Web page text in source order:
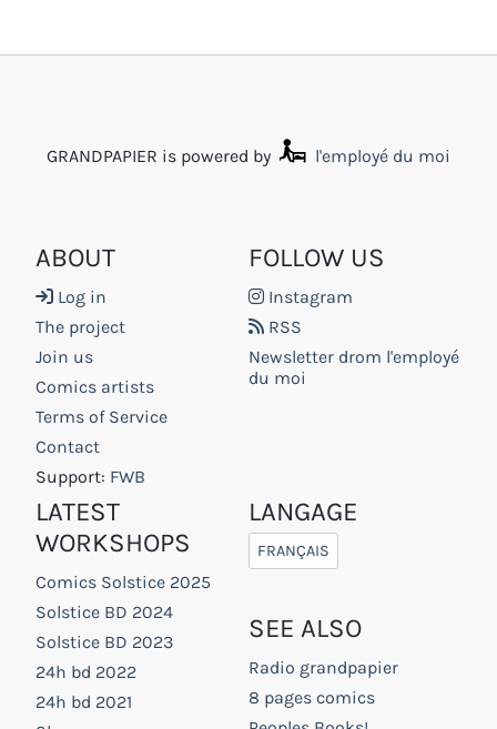
GRANDPAPIER is powered by l'employé du moi
ABOUT
Log in
The project
Join us
Comics artists
Terms of Service
Contact
Support: FWB
FOLLOW US
Instagram
RSS
Newsletter drom l'employé
du moi
LATEST
WORKSHOPS
Comics Solstice 2025
Solstice BD 2024
Solstice BD 2023
24h bd 2022
24h bd 2021
LANGAGE
FRANÇAIS
SEE ALSO
Radio grandpapier
8 pages comics